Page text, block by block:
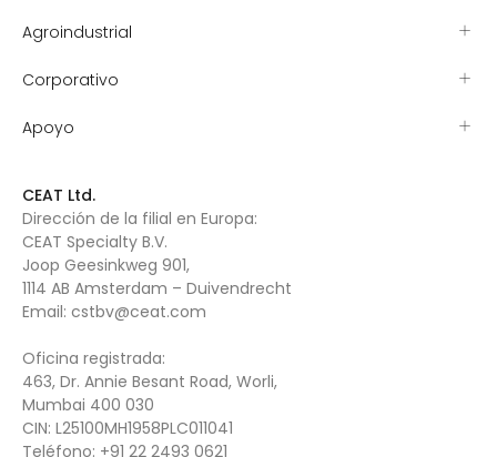
Agroindustrial
Corporativo
Apoyo
CEAT Ltd.
Dirección de la filial en Europa:
CEAT Specialty B.V.
Joop Geesinkweg 901,
1114 AB Amsterdam – Duivendrecht
Email: cstbv@ceat.com
Oficina registrada:
463, Dr. Annie Besant Road, Worli,
Mumbai 400 030
CIN: L25100MH1958PLC011041
Teléfono: +91 22 2493 0621